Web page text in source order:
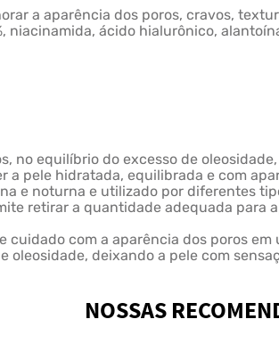
a aparência dos poros, cravos,
niacinamida, ácido hialurônico,
no equilíbrio do excesso de
pele hidratada, equilibrada e com
e noturna e utilizado por diferentes
retirar a quantidade adequada
cuidado com a aparência dos poros
deixando a pele com
NOSSAS